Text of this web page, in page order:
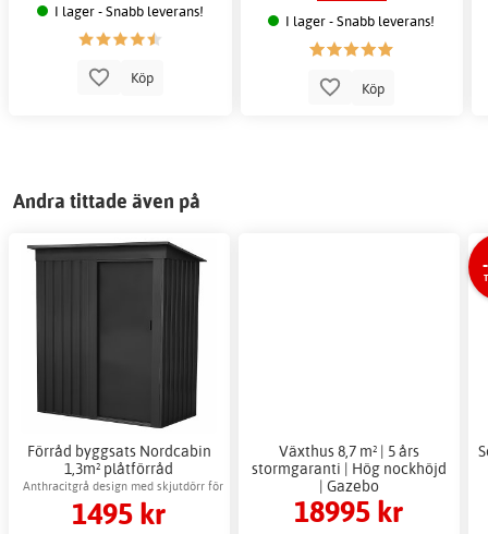
I lager - Snabb leverans!
Köp
I lager - Snabb leverans!
Köp
Andra tittade även på
Förråd byggsats Nordcabin
1,3m² plåtförråd
utomhusförvaring
Anthracitgrå design med skjutdörr för
enkel åtkomst
1495 kr
Växthus 8,7 m² | 5 års
stormgaranti | Hög nockhöjd
| Gazebo
18995 kr